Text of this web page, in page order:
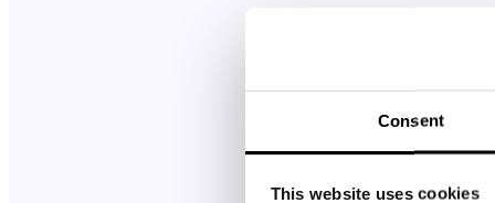
Consent
This website uses cookies
لجمع
آرائك مع
التطبيق أبدا
أي شيء آخر).